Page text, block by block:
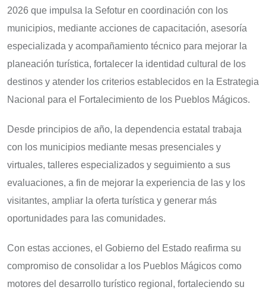
2026 que impulsa la Sefotur en coordinación con los
municipios, mediante acciones de capacitación, asesoría
especializada y acompañamiento técnico para mejorar la
planeación turística, fortalecer la identidad cultural de los
destinos y atender los criterios establecidos en la Estrategia
Nacional para el Fortalecimiento de los Pueblos Mágicos.
Desde principios de año, la dependencia estatal trabaja
con los municipios mediante mesas presenciales y
virtuales, talleres especializados y seguimiento a sus
evaluaciones, a fin de mejorar la experiencia de las y los
visitantes, ampliar la oferta turística y generar más
oportunidades para las comunidades.
Con estas acciones, el Gobierno del Estado reafirma su
compromiso de consolidar a los Pueblos Mágicos como
motores del desarrollo turístico regional, fortaleciendo su